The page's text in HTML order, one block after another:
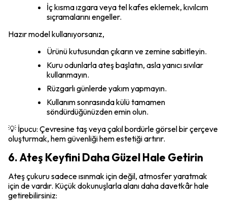
İç kısma ızgara veya tel kafes eklemek, kıvılcım
sıçramalarını engeller.
Hazır model kullanıyorsanız,
Ürünü kutusundan çıkarın ve zemine sabitleyin.
Kuru odunlarla ateş başlatın, asla yanıcı sıvılar
kullanmayın.
Rüzgarlı günlerde yakım yapmayın.
Kullanım sonrasında külü tamamen
söndürdüğünüzden emin olun.
💡 İpucu: Çevresine taş veya çakıl bordürle görsel bir çerçeve
oluşturmak, hem güvenliği hem estetiği artırır.
6. Ateş Keyfini Daha Güzel Hale Getirin
Ateş çukuru sadece ısınmak için değil, atmosfer yaratmak
için de vardır. Küçük dokunuşlarla alanı daha davetkâr hale
getirebilirsiniz: